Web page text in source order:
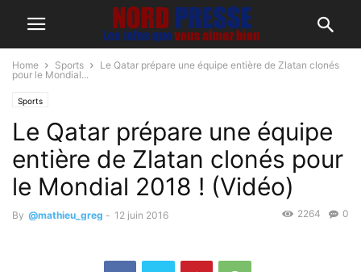
Home Sports
Le Qatar prépare une équipe entière de Zlatan clonés
pour le Mondial...
Sports
Le Qatar prépare une équipe
entière de Zlatan clonés pour
le Mondial 2018 ! (Vidéo)
By @mathieu_greg - 12 juin 2016 0
2264